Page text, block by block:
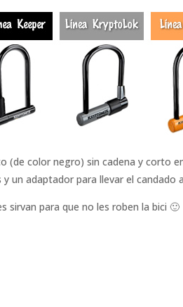
(de color negro) sin cadena y corto
y un adaptador para llevar el
sirvan para que no les roben la bici 🙂